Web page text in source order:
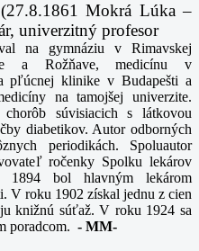
(27.8.1861 Mokrá Lúka –
univerzitný profesor
na gymnáziu v Rimavskej
a Rožňave, medicínu v
pľúcnej klinike v Budapešti a
na tamojšej univerzite.
súvisiacich s látkovou
diabetikov. Autor odborných
periodikách. Spoluautor
ročenky Spolku lekárov
1894 bol hlavným lekárom
V roku 1902 získal jednu z cien
knižnú súťaž. V roku 1924 sa
poradcom. - MM-